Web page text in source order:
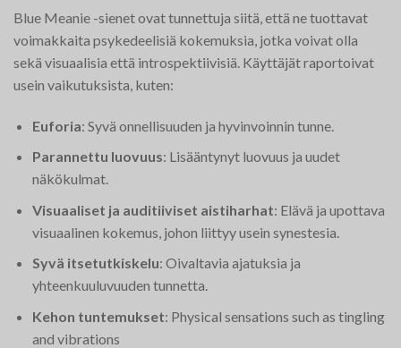
Blue Meanie -sienet ovat tunnettuja siitä, että ne tuottavat
voimakkaita psykedeelisiä kokemuksia, jotka voivat olla
sekä visuaalisia että introspektiivisiä. Käyttäjät raportoivat
usein vaikutuksista, kuten:
Euforia: Syvä onnellisuuden ja hyvinvoinnin tunne.
Parannettu luovuus: Lisääntynyt luovuus ja uudet
näkökulmat.
Visuaaliset ja auditiiviset aistiharhat: Elävä ja upottava
visuaalinen kokemus, johon liittyy usein synestesia.
Syvä itsetutkiskelu: Oivaltavia ajatuksia ja
yhteenkuuluvuuden tunnetta.
Kehon tuntemukset: Physical sensations such as tingling
and vibrations​